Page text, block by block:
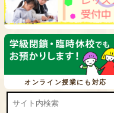
オンライン授業にも対応